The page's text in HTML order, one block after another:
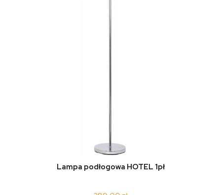
Lampa podłogowa HOTEL 1pł